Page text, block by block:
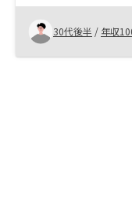
につながっていま
30代後半 / 年収